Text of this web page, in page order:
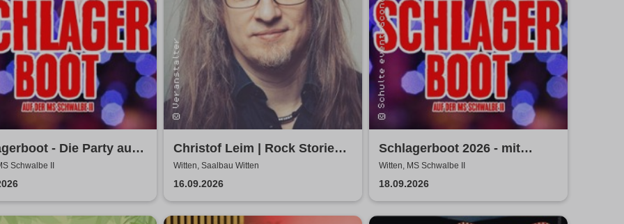
- Die Party auf
Schwalbe II
Christof Leim | Rock Stories II
- neue Geschichten
Witten, Saalbau Witten
16.09.2026
Schlagerboot 2026 - mit
Schlagerstar TIMO & DJ
Witten, MS Schwalbe II
18.09.2026